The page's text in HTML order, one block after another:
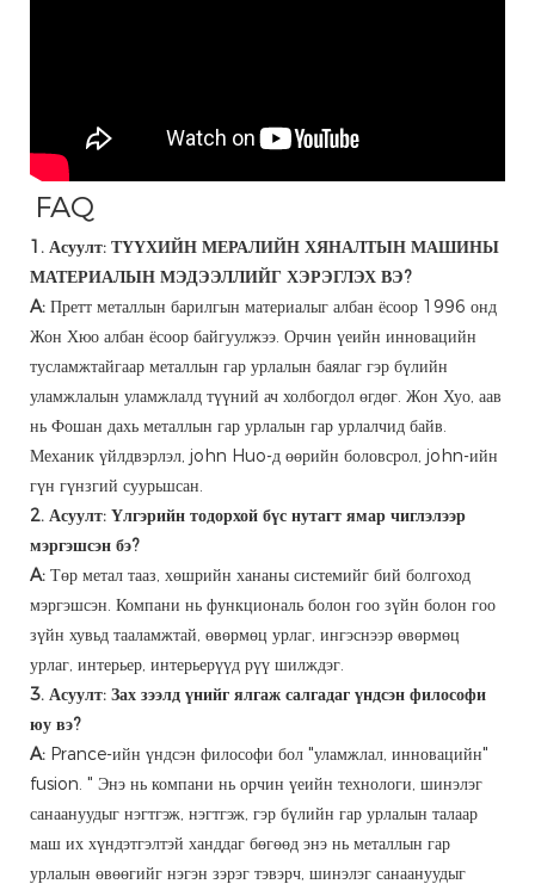
FAQ
1. Асуулт: ТҮҮХИЙН МЕРАЛИЙН ХЯНАЛТЫН МАШИНЫ
МАТЕРИАЛЫН МЭДЭЭЛЛИЙГ ХЭРЭГЛЭХ ВЭ?
A: Претт металлын барилгын материалыг албан ёсоор 1996 онд
Жон Хюо албан ёсоор байгуулжээ. Орчин үеийн инновацийн
тусламжтайгаар металлын гар урлалын баялаг гэр бүлийн
уламжлалын уламжлалд түүний ач холбогдол өгдөг. Жон Хуо, аав
нь Фошан дахь металлын гар урлалын гар урлалчид байв.
Механик үйлдвэрлэл, john Huo-д өөрийн боловсрол, john-ийн
гүн гүнзгий суурьшсан.
2. Асуулт: Үлгэрийн тодорхой бүс нутагт ямар чиглэлээр
мэргэшсэн бэ?
A: Төр метал тааз, хөшрийн хананы системийг бий болгоход
мэргэшсэн. Компани нь функциональ болон гоо зүйн болон гоо
зүйн хувьд тааламжтай, өвөрмөц урлаг, ингэснээр өвөрмөц
урлаг, интерьер, интерьерүүд рүү шилждэг.
3. Асуулт: Зах зээлд үнийг ялгаж салгадаг үндсэн философи
юу вэ?
A: Prance-ийн үндсэн философи бол "уламжлал, инновацийн"
fusion. " Энэ нь компани нь орчин үеийн технологи, шинэлэг
санаануудыг нэгтгэж, нэгтгэж, гэр бүлийн гар урлалын талаар
маш их хүндэтгэлтэй ханддаг бөгөөд энэ нь металлын гар
урлалын өвөөгийг нэгэн зэрэг тэвэрч, шинэлэг санаануудыг